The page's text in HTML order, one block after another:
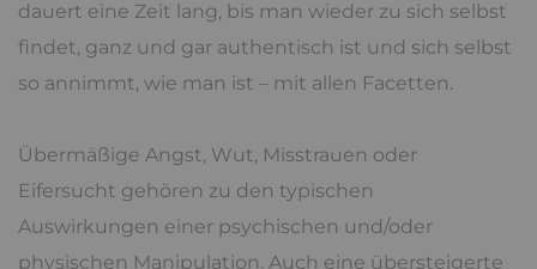
dauert eine Zeit lang, bis man wieder zu sich selbst
findet, ganz und gar authentisch ist und sich selbst
so annimmt, wie man ist – mit allen Facetten.
Übermäßige Angst, Wut, Misstrauen oder
Eifersucht gehören zu den typischen
Auswirkungen einer psychischen und/oder
physischen Manipulation. Auch eine übersteigerte